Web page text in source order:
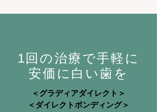
1回の治療で手軽に
安価に白い歯を
＜グラディアダイレクト＞
＜ダイレクトボンディング＞